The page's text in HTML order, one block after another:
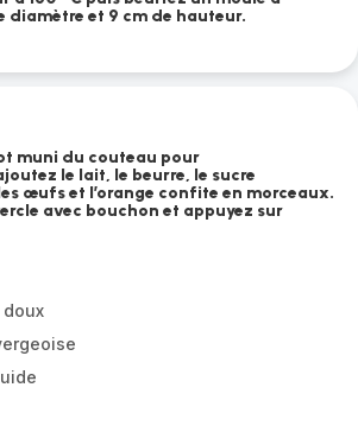
diamètre et 9 cm de hauteur.
muni du couteau pour
le lait, le beurre, le sucre
œufs et l’orange confite en morceaux.
avec bouchon et appuyez sur
doux